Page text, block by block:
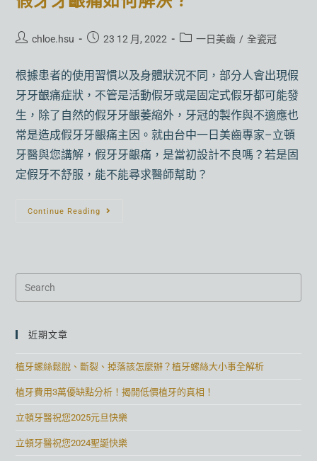
chloe.hsu 23 12 月, 2022 一日美齒 / 全瓷冠
根據患者的使用習慣以及身體狀況不同，部分人會出現假
牙牙齦痛症狀，不管是活動假牙或是固定式假牙都可能發
生，除了自然的假牙牙齦萎縮外，牙冠的製作與不適應也
常是造成假牙牙齦痛主因。就由台中一日美齒專家–立頓
牙醫與您講解，假牙牙齦痛，是當初設計不良嗎？若是固
定假牙不舒服，能不能尋求醫師幫助？
Continue Reading
近期文章
植牙螺絲鬆脫、斷裂、掉落該怎麼辦？植牙螺絲大小事全解析
植牙費用3萬優缺點分析！揭開低價植牙的真相！
立頓牙醫祝您2025元旦快樂
立頓牙醫祝您2024聖誕快樂